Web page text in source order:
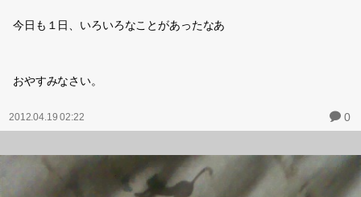
今日も１日、いろいろなことがあったなあ
おやすみなさい。
2012.04.19 02:22 0